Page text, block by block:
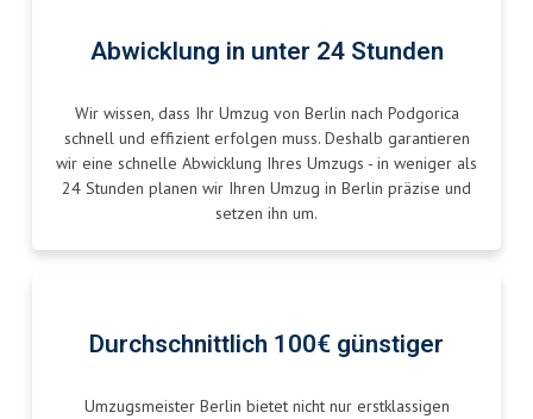
Abwicklung in unter 24 Stunden
Wir wissen, dass Ihr Umzug von Berlin nach Podgorica
schnell und effizient erfolgen muss. Deshalb garantieren
wir eine schnelle Abwicklung Ihres Umzugs - in weniger als
24 Stunden planen wir Ihren Umzug in Berlin präzise und
setzen ihn um.
Durchschnittlich 100€ günstiger
Umzugsmeister Berlin bietet nicht nur erstklassigen